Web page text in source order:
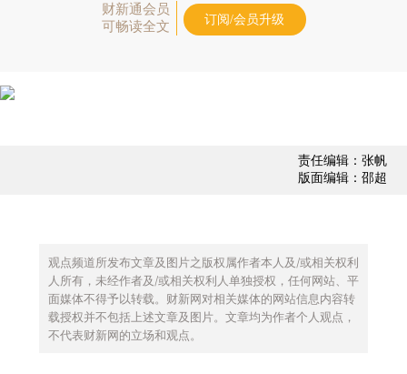
财新通会员
可畅读全文
订阅/会员升级
责任编辑：张帆
版面编辑：邵超
观点频道所发布文章及图片之版权属作者本人及/或相关权利
人所有，未经作者及/或相关权利人单独授权，任何网站、平
面媒体不得予以转载。财新网对相关媒体的网站信息内容转
载授权并不包括上述文章及图片。文章均为作者个人观点，
不代表财新网的立场和观点。